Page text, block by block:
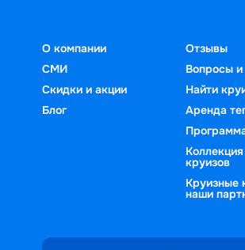
О компании
СМИ
Скидки и акции
Блог
Отзывы
Вопросы и
Найти
Аренда
круизов
Круизные
наши